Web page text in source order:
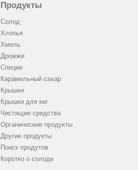
Продукты
Солод
Хлопья
Хмель
Дрожжи
Cпеции
Карамельный сахар
Крышки
Крышки для кег
Чистящие средства
Органические продукты
Другие продукты
Поиск продутов
Коротко о солоде